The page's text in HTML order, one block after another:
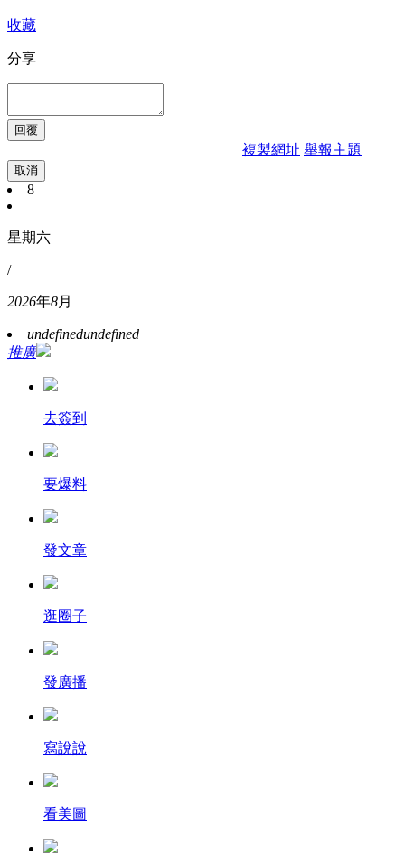
收藏
分享
複製網址 舉報主題
取消
8
星期六
/
2026年8月
undefinedundefined
推廣
去簽到
要爆料
發文章
逛圈子
發廣播
寫說說
看美圖